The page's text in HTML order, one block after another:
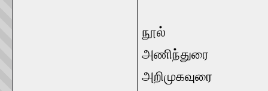
நூல்
அணிந்துரை
அறிமுகவுரை